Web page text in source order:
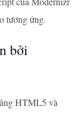
tương ứng.
bởi
HTML5 và